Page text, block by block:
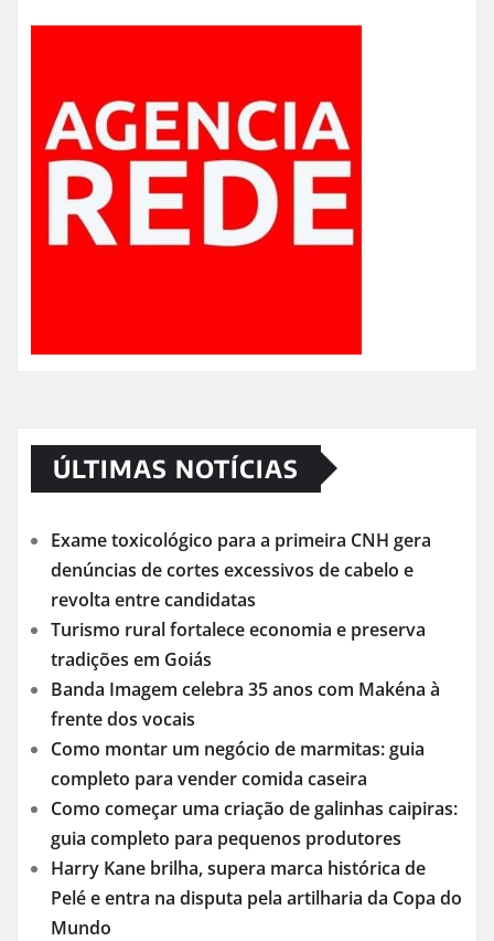
ÚLTIMAS NOTÍCIAS
Exame toxicológico para a primeira CNH gera
denúncias de cortes excessivos de cabelo e
revolta entre candidatas
Turismo rural fortalece economia e preserva
tradições em Goiás
Banda Imagem celebra 35 anos com Makéna à
frente dos vocais
Como montar um negócio de marmitas: guia
completo para vender comida caseira
Como começar uma criação de galinhas caipiras:
guia completo para pequenos produtores
Harry Kane brilha, supera marca histórica de
Pelé e entra na disputa pela artilharia da Copa do
Mundo